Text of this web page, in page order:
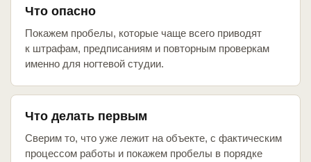
Что опасно
Покажем пробелы, которые чаще всего приводят
к штрафам, предписаниям и повторным проверкам
именно для ногтевой студии.
Что делать первым
Сверим то, что уже лежит на объекте, с фактическим
процессом работы и покажем пробелы в порядке